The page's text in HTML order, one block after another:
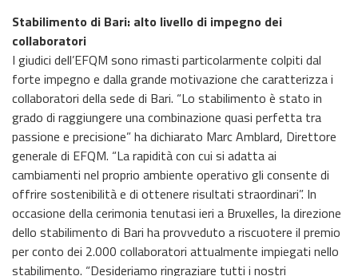
Stabilimento di Bari: alto livello di impegno dei
collaboratori
I giudici dell’EFQM sono rimasti particolarmente colpiti dal
forte impegno e dalla grande motivazione che caratterizza i
collaboratori della sede di Bari. “Lo stabilimento è stato in
grado di raggiungere una combinazione quasi perfetta tra
passione e precisione” ha dichiarato Marc Amblard, Direttore
generale di EFQM. “La rapidità con cui si adatta ai
cambiamenti nel proprio ambiente operativo gli consente di
offrire sostenibilità e di ottenere risultati straordinari”. In
occasione della cerimonia tenutasi ieri a Bruxelles, la direzione
dello stabilimento di Bari ha provveduto a riscuotere il premio
per conto dei 2.000 collaboratori attualmente impiegati nello
stabilimento. “Desideriamo ringraziare tutti i nostri